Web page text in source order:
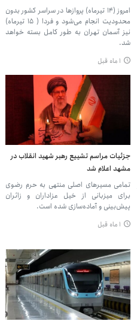
امروز (۱۴ تیرماه) پروازها در سراسر کشور بدون
محدودیت انجام می‌شود و فردا ( ۱۵ تیرماه)
نیز آسمان تهران به طور کامل بسته خواهد
شد.
۱ ماه قبل
جزئیات مراسم تشییع رهبر شهید انقلاب در
مشهد ‌اعلام شد
تمامی مسیرهای اصلی منتهی به حرم رضوی
برای میزبانی از خیل عزاداران و زائران
پیش‌بینی و آماده‌سازی شده است.
۱ ماه قبل